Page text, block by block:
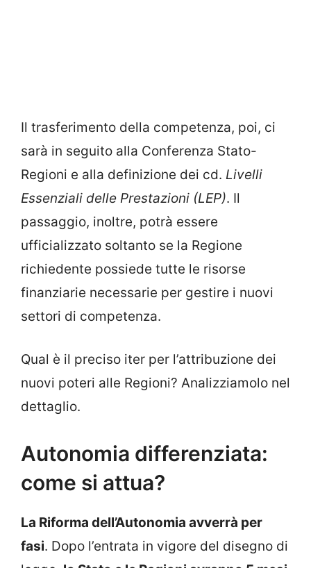
Il trasferimento della competenza, poi, ci
sarà in seguito alla Conferenza Stato-
Regioni e alla definizione dei cd. Livelli
Essenziali delle Prestazioni (LEP). Il
passaggio, inoltre, potrà essere
ufficializzato soltanto se la Regione
richiedente possiede tutte le risorse
finanziarie necessarie per gestire i nuovi
settori di competenza.
Qual è il preciso iter per l’attribuzione dei
nuovi poteri alle Regioni? Analizziamolo nel
dettaglio.
Autonomia differenziata:
come si attua?
La Riforma dell’Autonomia avverrà per
fasi. Dopo l’entrata in vigore del disegno di